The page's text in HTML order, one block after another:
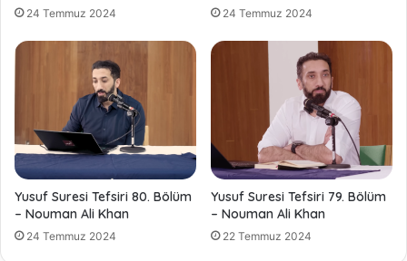
24 Temmuz 2024 24 Temmuz 2024
Yusuf Suresi Tefsiri 80. Bölüm
– Nouman Ali Khan
24 Temmuz 2024
Yusuf Suresi Tefsiri 79. Bölüm
– Nouman Ali Khan
22 Temmuz 2024